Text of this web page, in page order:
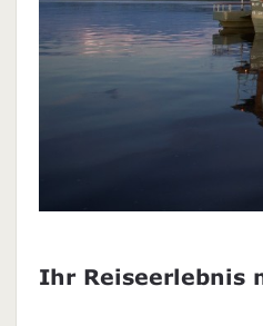
Ihr Reiseerlebnis